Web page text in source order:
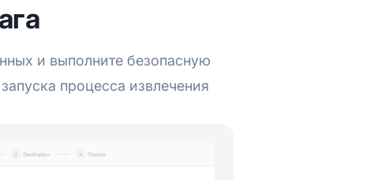
и выполните безопасную
процесса извлечения